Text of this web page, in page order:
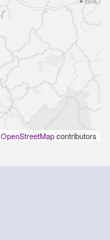
OpenStreetMapcontributors